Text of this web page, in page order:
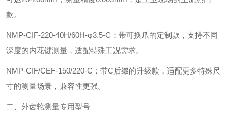
款。
‌NMP-CIF-220-40H/60H-φ3.5-C‌：带可换爪的定制款，支持不同
深度的内花键测量，适配特殊工况需求。
‌NMP-CIF/CEF-150/220-C‌：带C后缀的升级款，适配更多特殊尺
寸的测量场景，兼容性更强。
二、外齿轮测量专用型号